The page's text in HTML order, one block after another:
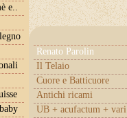
e..
Renato Parolin
Il Telaio
Cuore e Batticuore
Antichi ricami
UB + acufactum + vari